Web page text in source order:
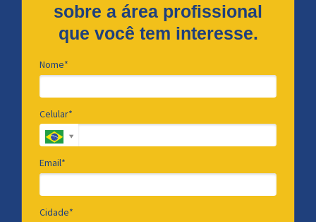
sobre a área profissional
que você tem interesse.
Nome*
Celular*
Email*
Cidade*